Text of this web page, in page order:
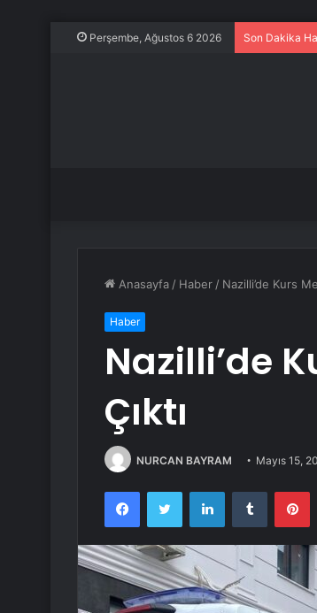
Perşembe, Ağustos 6 2026 Son Dakika
Anasayfa / Haber / Nazilli’de Kurs
Haber
Nazilli’de
Çıktı
NURCAN BAYRAM Mayıs 15,
FacebookTwitter LinkedInTumblr